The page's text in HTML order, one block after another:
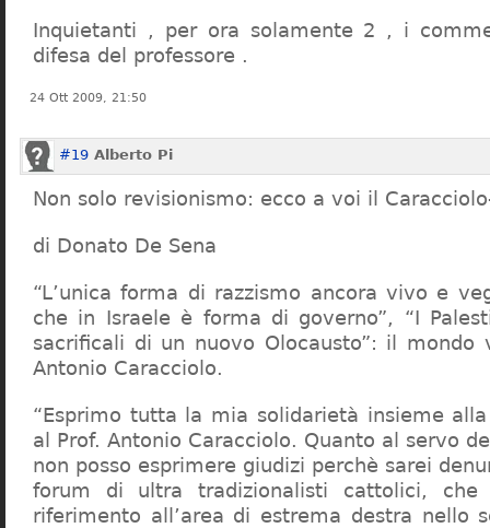
Inquietanti , per ora solamente 2 , i
difesa del professore .
24 Ott 2009, 21:50
#19 Alberto Pi
Non solo revisionismo: ecco a voi il
di Donato De Sena
“L’unica forma di razzismo ancora vivo e
che in Israele è forma di governo”, “I
sacrificali di un nuovo Olocausto”: il mondo
Antonio Caracciolo.
“Esprimo tutta la mia solidarietà insieme
al Prof. Antonio Caracciolo. Quanto al servo
non posso esprimere giudizi perchè sarei
forum di ultra tradizionalisti cattolici,
riferimento all’area di estrema destra nello